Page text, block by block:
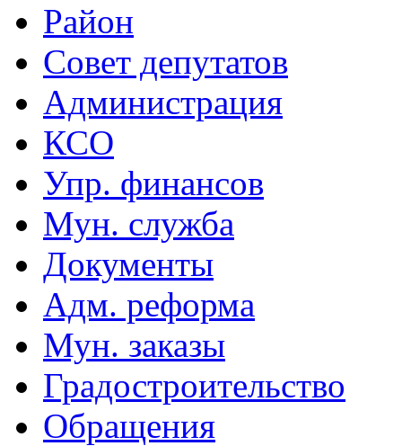
Район
Совет депутатов
Администрация
КСО
Упр. финансов
Мун. служба
Документы
Адм. реформа
Мун. заказы
Градостроительство
Обращения